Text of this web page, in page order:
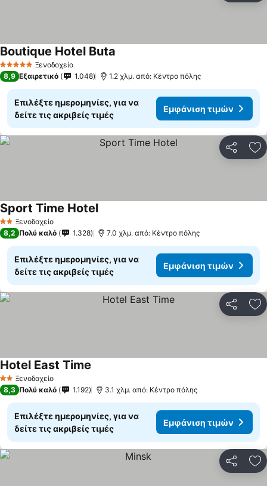
5 Αστέρια Ξενοδοχείο
Boutique Hotel Buta
8,9 Εξαιρετικό 1.048 1.2 χλμ. από: Κέντρο πόλης
Επιλέξτε ημερομηνίες, για να
δείτε τις ακριβείς τιμές
Εμφάνιση τιμών
2 ΑστέριαΞενοδοχείο
Sport Time HotelΕμφάνιση τιμών
8,2 Πολύ καλό 1.328 7.0 χλμ. από: Κέντρο πόλης
Επιλέξτε ημερομηνίες, για να
δείτε τις ακριβείς τιμές
Εμφάνιση τιμών
2 ΑστέριαΞενοδοχείο
Hotel East Time
8,3 Πολύ καλό 1.192 3.1 χλμ. από: Κέντρο πόλης
Επιλέξτε ημερομηνίες, για να
δείτε τις ακριβείς τιμές
Εμφάνιση τιμών